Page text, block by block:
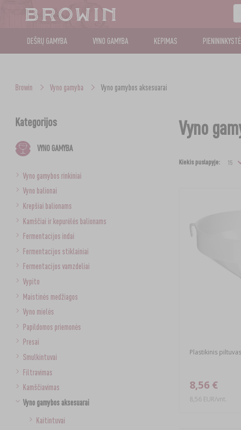
DEŠRŲ GAMYBA VYNO GAMYBA KEPIMAS PIENININKYSTĖ
Browin Vyno gamyba Vyno gamybos aksesuarai
Kategorijos
VYNO GAMYBA
Vyno gamybos rinkiniai
Vyno balionai
Krepšiai balionams
Kamščiai ir kepurėlės balionams
Fermentacijos indai
Fermentacijos stiklainiai
Fermentacijos vamzdeliai
Vypito
Maistinės medžiagos
Vyno mielės
Papildomos priemonės
Presai
Smulkintuvai
Filtravimas
Kamščiavimas
Vyno gamybos aksesuarai
Kaitintuvai
Vyno
Kiekis puslapyje:
Plastikinis
8,56 €
8,56 EUR/vnt.